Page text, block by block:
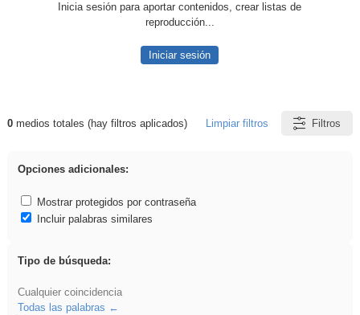
Inicia sesión para aportar contenidos, crear listas de
reproducción...
Iniciar sesión
Resultados de: Asturias
0medios totales (hay filtros aplicados) Limpiar filtros Filtros
Opciones adicionales:
Mostrar protegidos por contraseña
Incluir palabras similares
Tipo de búsqueda:
Cualquier coincidencia
Todas las palabras